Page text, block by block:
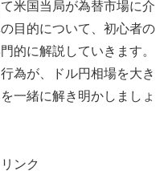
米国当局が為替市場に介
目的について、初心者の
的に解説していきます。
為が、ドル円相場を大き
一緒に解き明かしましょ
ンク